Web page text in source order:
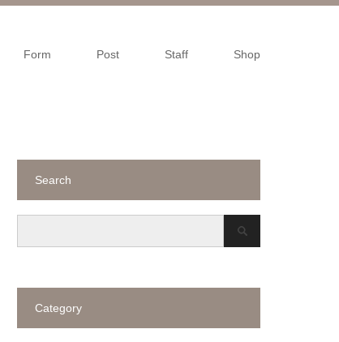
Form Post Staff Shop
Search
Category